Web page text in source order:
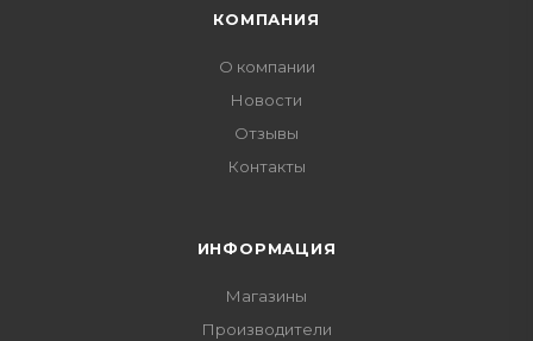
КОМПАНИЯ
О компании
Новости
Отзывы
Контакты
ИНФОРМАЦИЯ
Магазины
Производители